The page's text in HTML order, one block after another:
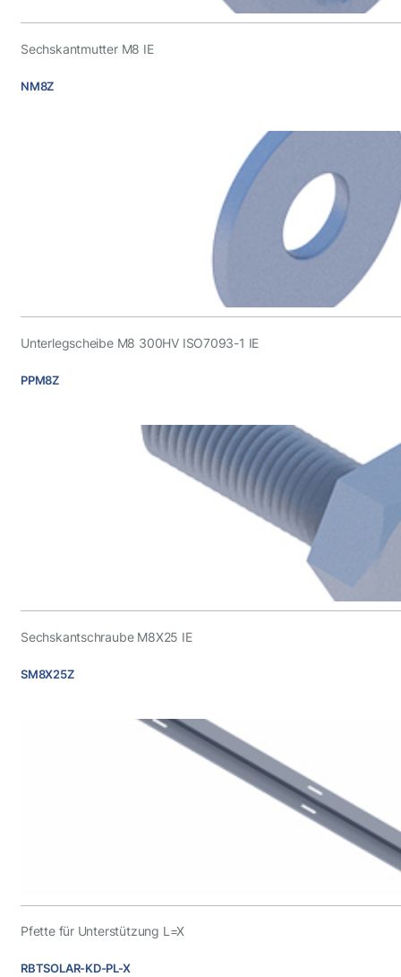
Sechskantmutter M8 IE
NM8Z
Unterlegscheibe M8 300HV ISO7093-1 IE
PPM8Z
Sechskantschraube M8X25 IE
SM8X25Z
Pfette für Unterstützung L=X
RBTSOLAR-KD-PL-X